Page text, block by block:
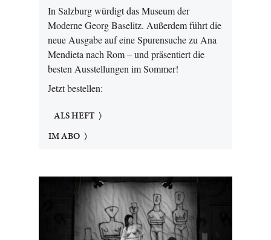
In Salzburg würdigt das Museum der
Moderne Georg Baselitz. Außerdem führt die
neue Ausgabe auf eine Spurensuche zu Ana
Mendieta nach Rom – und präsentiert die
besten Ausstellungen im Sommer!
Jetzt bestellen:
ALS HEFT
IM ABO